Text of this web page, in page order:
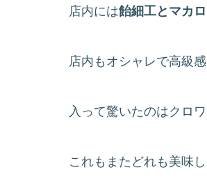
店内には飴細工とマカ
店内もオシャレで高級
入って驚いたのはクロ
これもまたどれも美味し